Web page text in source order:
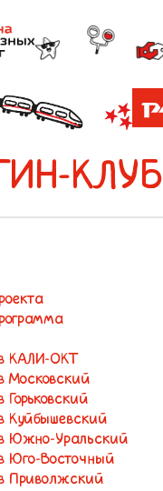
КЛУБ
КАЛИ-ОКТ
Московский
Горьковский
Куйбышевский
Южно-Уральский
Юго-Восточный
Приволжский